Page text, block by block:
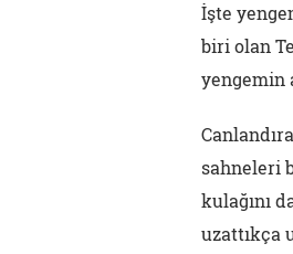
İşte
biri olan
yengemin
sahneleri
kulağını
uzattıkça